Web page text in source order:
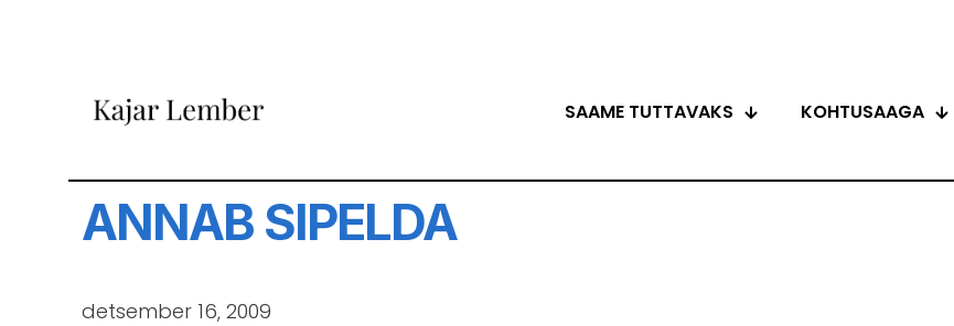
SAAME TUTTAVAKS KOHTUSAAGA
ANNAB SIPELDA
detsember 16, 2009